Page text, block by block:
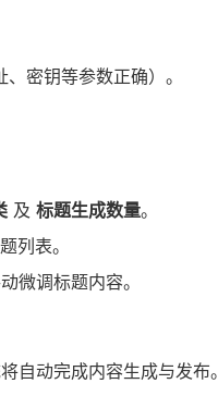
、密钥等参数正确）。
及 标题生成数量。
列表。
微调标题内容。
自动完成内容生成与发布。